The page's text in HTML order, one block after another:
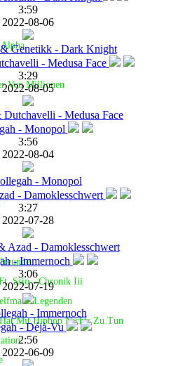
Von Millionen
Ssio - Chronik Iii
Legenden
Mit Hiphop Nichts Zu Tun
3:59
2022-08-06
Genetikk - Dark Knight
3:29
2022-08-05
- Medusa Face
3:56
2022-08-04
- Monopol
3:27
2022-07-28
Azad - Damoklesschwert
3:06
2022-07-19
- Immernoch
2:56
2022-06-09